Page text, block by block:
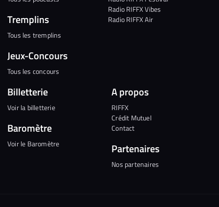
Tremplins
Tous les tremplins
Jeux-Concours
Tous les concours
Radio RIFFX Vibes
Radio RIFFX Air
Billetterie
Voir la billetterie
Baromètre
Voir le Baromètre
A propos
RIFFX
Crédit Mutuel
Contact
Partenaires
Nos partenaires